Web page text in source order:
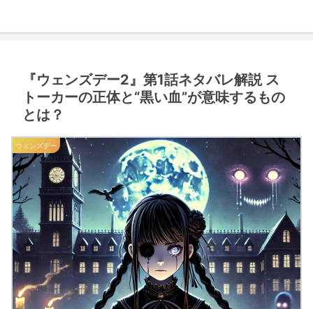
『ウェンズデー2』第1話ネタバレ解説 ス
トーカーの正体と“黒い血”が意味するもの
とは？
ウェンズデー